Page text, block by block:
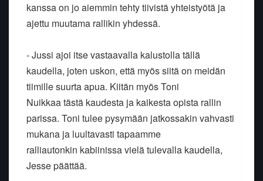
kanssa on jo aiemmin tehty tiivistä yhteistyötä ja
ajettu muutama rallikin yhdessä.
- Jussi ajoi itse vastaavalla kalustolla tällä
kaudella, joten uskon, että myös siitä on meidän
tiimille suurta apua. Kiitän myös Toni
Nuikkaatästä kaudesta ja kaikesta opista rallin
parissa. Toni tulee pysymään jatkossakin vahvasti
mukana ja luultavasti tapaamme
ralliautonkin kabiinissa vielä tulevalla kaudella,
Jesse päättää.